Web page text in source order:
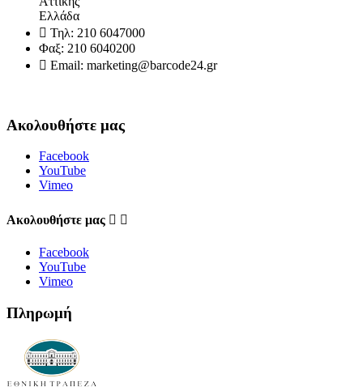
Ελλάδα
 Τηλ: 210 6047000
Φαξ: 210 6040200
 Email: marketing@barcode24.gr
Ακολουθήστε μας
Facebook
YouTube
Vimeo
Aκολουθήστε μας  
Facebook
YouTube
Vimeo
Πληρωμή